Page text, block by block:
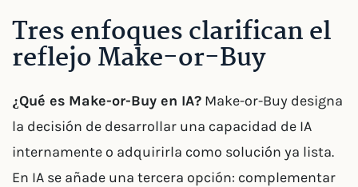
Tres enfoques clarifican el
reflejo Make-or-Buy
¿Qué es Make-or-Buy en IA? Make-or-Buy designa
la decisión de desarrollar una capacidad de IA
internamente o adquirirla como solución ya lista.
En IA se añade una tercera opción: complementar